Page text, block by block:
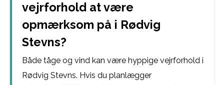
vejrforhold at være
opmærksom på i Rødvig
Stevns?
Både tåge og vind kan være hyppige vejrforhold i
Rødvig Stevns. Hvis du planlægger